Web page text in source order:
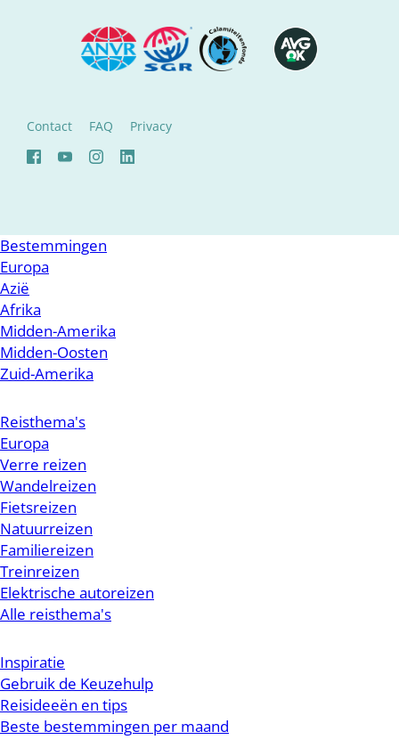
Contact FAQ Privacy
Bestemmingen
Europa
Azië
Afrika
Midden-Amerika
Midden-Oosten
Zuid-Amerika
Reisthema's
Europa
Verre reizen
Wandelreizen
Fietsreizen
Natuurreizen
Familiereizen
Treinreizen
Elektrische autoreizen
Alle reisthema's
Inspiratie
Gebruik de Keuzehulp
Reisideeën en tips
Beste bestemmingen per maand